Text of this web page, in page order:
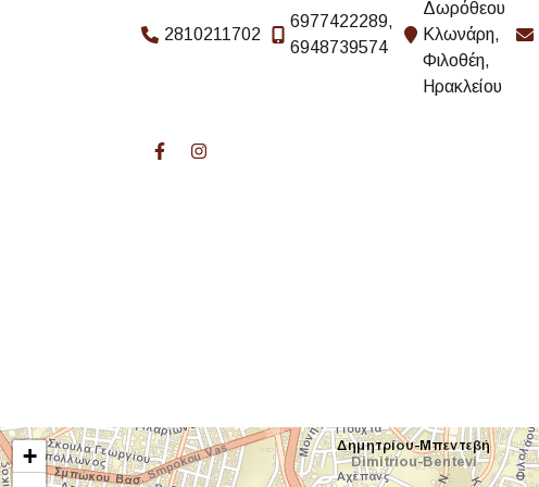
2810211702
6977422289,
6948739574
Δωρόθεου
Κλωνάρη,
Φιλοθέη,
Ηρακλείου
+